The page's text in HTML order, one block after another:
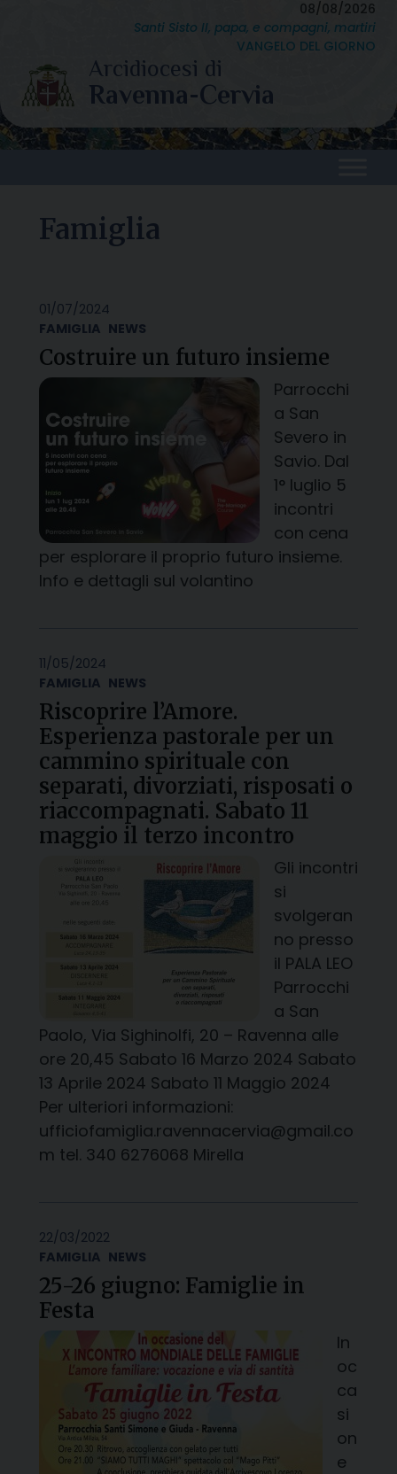
content
08/08/2026
Santi Sisto II, papa, e compagni, martiri
VANGELO DEL GIORNO
Famiglia
01/07/2024
FAMIGLIA NEWS
Costruire un futuro insieme
Parrocchi
a San
Severo in
Savio. Dal
1° luglio 5
incontri
con cena
per esplorare il proprio futuro insieme.
Info e dettagli sul volantino
11/05/2024
FAMIGLIA NEWS
Riscoprire l’Amore.
Esperienza pastorale per un
cammino spirituale con
separati, divorziati, risposati o
riaccompagnati. Sabato 11
maggio il terzo incontro
Gli incontri
si
svolgeran
no presso
il PALA LEO
Parrocchi
a San
Paolo, Via Sighinolfi, 20 – Ravenna alle
ore 20,45 Sabato 16 Marzo 2024 Sabato
13 Aprile 2024 Sabato 11 Maggio 2024
Per ulteriori informazioni:
ufficiofamiglia.ravennacervia@gmail.co
m tel. 340 6276068 Mirella
22/03/2022
FAMIGLIA NEWS
25-26 giugno: Famiglie in
Festa
In
oc
ca
si
on
e